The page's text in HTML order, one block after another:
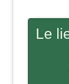
Le